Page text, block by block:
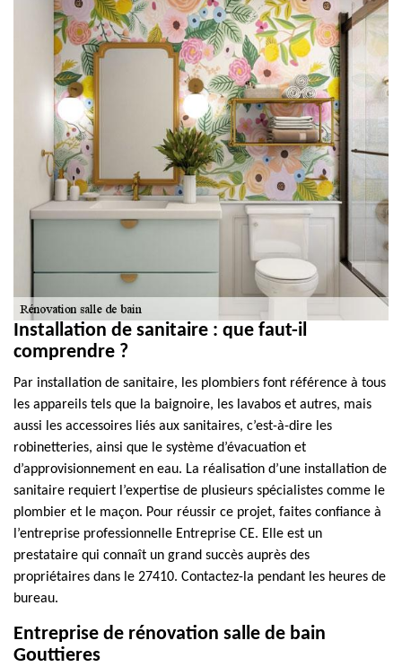
Installation de sanitaire : que faut-il
comprendre ?
Par installation de sanitaire, les plombiers font référence à tous
les appareils tels que la baignoire, les lavabos et autres, mais
aussi les accessoires liés aux sanitaires, c’est-à-dire les
robinetteries, ainsi que le système d’évacuation et
d’approvisionnement en eau. La réalisation d’une installation de
sanitaire requiert l’expertise de plusieurs spécialistes comme le
plombier et le maçon. Pour réussir ce projet, faites confiance à
l’entreprise professionnelle Entreprise CE. Elle est un
prestataire qui connaît un grand succès auprès des
propriétaires dans le 27410. Contactez-la pendant les heures de
bureau.
Entreprise de rénovation salle de bain
Gouttieres